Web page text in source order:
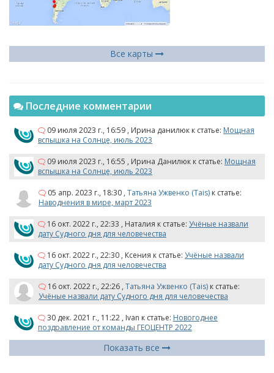
Все карты
Последние комментарии
09 июля 2023 г., 16:59 , Ирина данилюк к статье: Мощная
вспышка на Солнце, июль 2023
09 июля 2023 г., 16:55 , Ирина Данилюк к статье: Мощная
вспышка на Солнце, июль 2023
05 апр. 2023 г., 18:30 , Татьяна Ужвенко (Tais) к статье:
Наводнения в мире, март 2023
16 окт. 2022 г., 22:33 , Наталия к статье: Учёные назвали
дату Судного дня для человечества
16 окт. 2022 г., 22:30 , Ксения к статье: Учёные назвали
дату Судного дня для человечества
16 окт. 2022 г., 22:26 , Татьяна Ужвенко (Tais) к статье:
Учёные назвали дату Судного дня для человечества
30 дек. 2021 г., 11:22 , Ivan к статье: Новогоднее
поздравление от команды ГЕОЦЕНТР 2022
Показать все